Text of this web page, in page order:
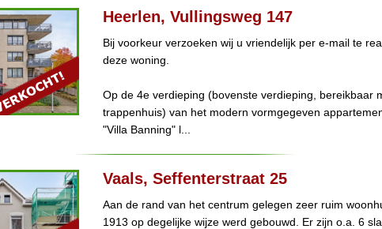
Heerlen, Vullingsweg 147
Bij voorkeur verzoeken wij u vriendelijk per e-mail te
deze woning.
Op de 4e verdieping (bovenste verdieping, bereikbaar
trappenhuis) van het modern vormgegeven
"Villa Banning" l...
Vaals, Seffenterstraat 25
Aan de rand van het centrum gelegen zeer ruim
1913 op degelijke wijze werd gebouwd. Er zijn o.a. 6